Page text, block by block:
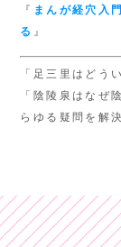
『 まんが経穴入門
る 』
「足三里はどう
「陰陵泉はなぜ
らゆる疑問を解